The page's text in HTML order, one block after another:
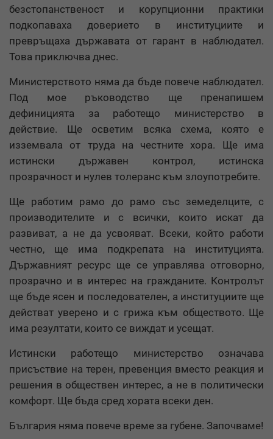
безстопанственост и корупционни практики
подкопаваха доверието в институциите и
превръщаха държавата от гарант в наблюдател.
Това приключва днес.
Министерството няма да бъде повече наблюдател.
Под мое ръководство ще пренапишем
дефиницията за работещо министерство в
действие. Ще осветим всяка схема, която е
изземвала от труда на честните хора. Ще има
истински държавен контрол, истинска
прозрачност и нулев толеранс към злоупотребите.
Ще работим рамо до рамо със земеделците, с
производителите и с всички, които искат да
развиват, а не да усвояват. Всеки, който работи
честно, ще има подкрепата на институцията.
Държавният ресурс ще се управлява отговорно,
прозрачно и в интерес на гражданите. Контролът
ще бъде ясен и последователен, а институциите ще
действат уверено и с грижа към обществото. Ще
има резултати, които се виждат и усещат.
Истински работещо министерство означава
присъствие на терен, превенция вместо реакция и
решения в обществен интерес, а не в политически
комфорт. Ще бъда сред хората всеки ден.
България няма повече време за губене. Започваме!